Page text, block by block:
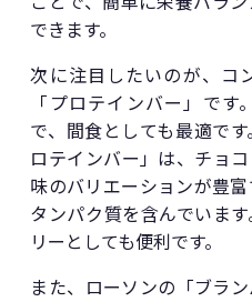
できます。
次に注目したいのが、コ
「プロテインバー」で
で、間食としても最適で
ロテインバー」は、チョ
味のバリエーションが豊
タンパク質を含んでいま
リーとしても便利です。
また、ローソンの「ブラ